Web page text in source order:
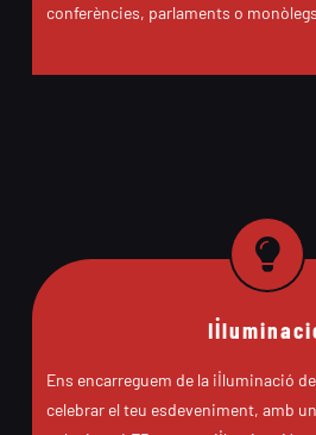
conferències, parlaments o
Ens encarreguem de la il·luminació
celebrar el teu esdeveniment, amb